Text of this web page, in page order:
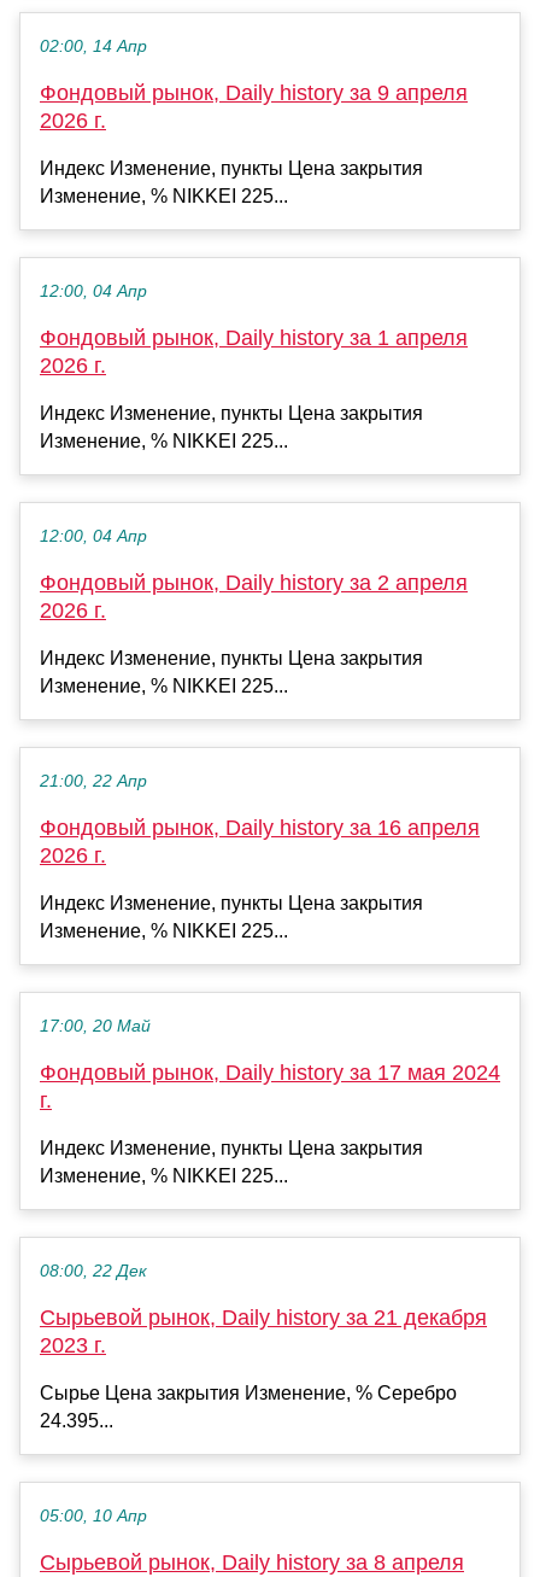
02:00, 14 Апр
Фондовый рынок, Daily history за 9 апреля
2026 г.
Индекс Изменение, пункты Цена закрытия
Изменение, % NIKKEI 225...
12:00, 04 Апр
Фондовый рынок, Daily history за 1 апреля
2026 г.
Индекс Изменение, пункты Цена закрытия
Изменение, % NIKKEI 225...
12:00, 04 Апр
Фондовый рынок, Daily history за 2 апреля
2026 г.
Индекс Изменение, пункты Цена закрытия
Изменение, % NIKKEI 225...
21:00, 22 Апр
Фондовый рынок, Daily history за 16 апреля
2026 г.
Индекс Изменение, пункты Цена закрытия
Изменение, % NIKKEI 225...
17:00, 20 Май
Фондовый рынок, Daily history за 17 мая 2024
г.
Индекс Изменение, пункты Цена закрытия
Изменение, % NIKKEI 225...
08:00, 22 Дек
Сырьевой рынок, Daily history за 21 декабря
2023 г.
Сырье Цена закрытия Изменение, % Серебро
24.395...
05:00, 10 Апр
Сырьевой рынок, Daily history за 8 апреля